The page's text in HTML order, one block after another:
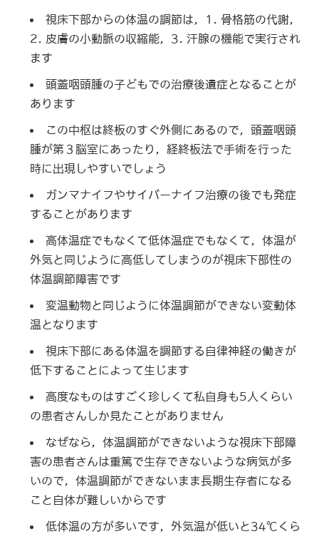
視床下部からの体温の調節は，1. 骨格筋の代謝，
2. 皮膚の小動脈の収縮能，3. 汗腺の機能で実行され
ます
頭蓋咽頭腫の子どもでの治療後遺症となることが
あります
この中枢は終板のすぐ外側にあるので，頭蓋咽頭
腫が第３脳室にあったり，経終板法で手術を行った
時に出現しやすいでしょう
ガンマナイフやサイバーナイフ治療の後でも発症
することがあります
高体温症でもなくて低体温症でもなくて，体温が
外気と同じように高低してしまうのが視床下部性の
体温調節障害です
変温動物と同じように体温調節ができない変動体
温となります
視床下部にある体温を調節する自律神経の働きが
低下することによって生じます
高度なものはすごく珍しくて私自身も5人くらい
の患者さんしか見たことがありません
なぜなら，体温調節ができないような視床下部障
害の患者さんは重篤で生存できないような病気が多
いので，体温調節ができないまま長期生存者になる
こと自体が難しいからです
低体温の方が多いです，外気温が低いと34℃くら